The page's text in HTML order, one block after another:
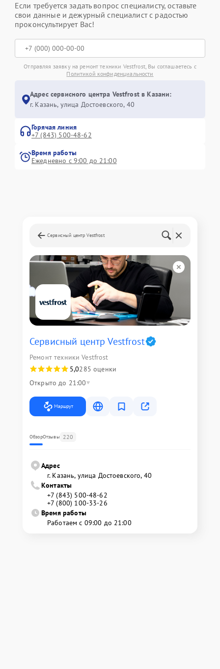
Если требуется задать вопрос специалисту, оставьте
свои данные и дежурный специалист с радостью
проконсультирует Вас!
Отправляя заявку на ремонт техники Vestfrost, Вы соглашаетесь с
Политикой конфиденциальности
Адрес сервисного центра Vestfrost в Казани:
г. Казань, улица Достоевского, 40
Горячая линия
+7 (843) 500-48-62
Время работы
Ежедневно с 9:00 до 21:00
Сервисный центр Vestfrost
Сервисный центр Vestfrost
Ремонт техники Vestfrost
5,0285 оценки
Открыто до 21:00
Маршрут
ОбзорОтзывы 220
Адрес
г. Казань, улица Достоевского, 40
Контакты
+7 (843) 500-48-62
+7 (800) 100-33-26
Время работы
Работаем с 09:00 до 21:00